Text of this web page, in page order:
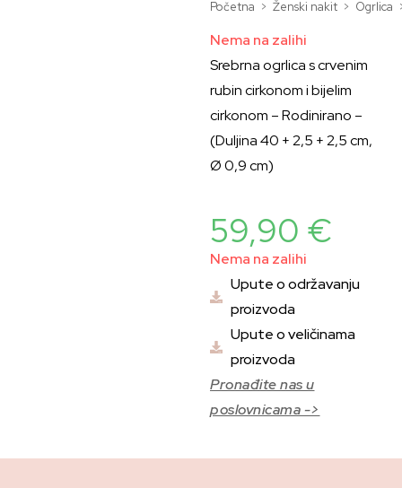
Početna > Ženski nakit > Ogrlica
Nema na zalihi
Srebrna ogrlica s crvenim
rubin cirkonom i bijelim
cirkonom – Rodinirano –
(Duljina 40 + 2,5 + 2,5 cm,
Ø 0,9 cm)
59,90 €
Nema na zalihi
Upute o održavanju
proizvoda
Upute o veličinama
proizvoda
Pronađite nas u
poslovnicama ->